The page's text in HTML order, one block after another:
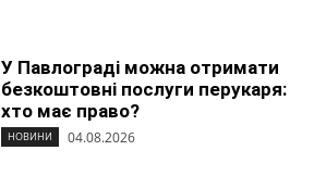
У Павлограді можна отримати
безкоштовні послуги перукаря:
хто має право?
НОВИНИ 04.08.2026